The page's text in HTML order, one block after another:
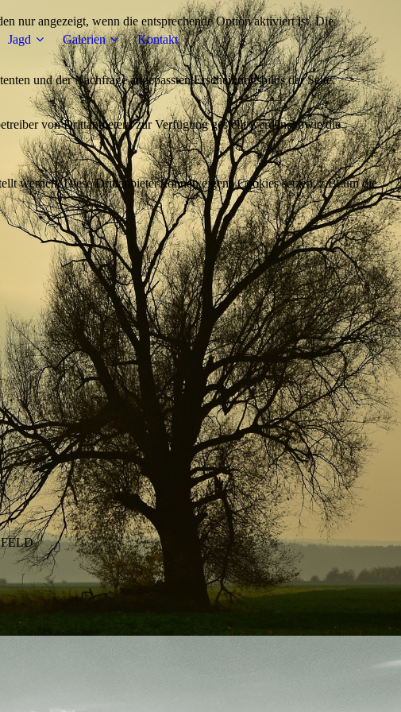
Jagd Galerien Kontakt
nur angezeigt, wenn die entsprechende Option aktiviert ist. Die
und der Nachfrage angepassten Erscheinungsbilds der Seite.
von Drittanbietern zur Verfügung gestellt werden, sowie die
werden. Diese Drittanbieter können eigene Cookies setzen, z.B. um die